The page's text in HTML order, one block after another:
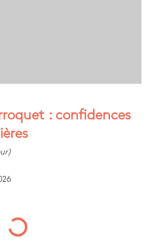
: confidences